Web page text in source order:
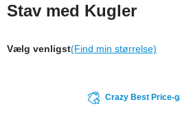
Stav med Kugler
Vælg venligst(Find min størrelse)
Crazy Best Price-